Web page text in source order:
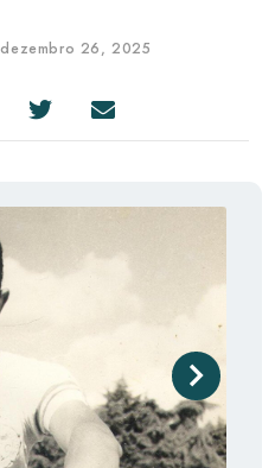
dezembro 26, 2025